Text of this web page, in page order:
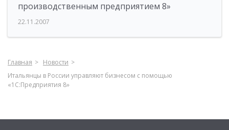
производственным предприятием 8»
22.11.2007
Главная
Новости
Итальянцы в России управляют бизнесом с помощью
«1С:Предприятия 8»